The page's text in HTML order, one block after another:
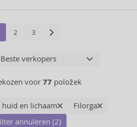
2 3
voor 77 položek
en lichaam
Filorga
annuleren (2)